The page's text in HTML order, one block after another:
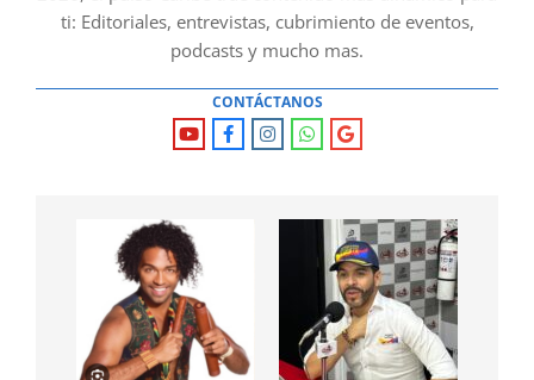
ti: Editoriales, entrevistas, cubrimiento de eventos,
podcasts y mucho mas.
CONTÁCTANOS